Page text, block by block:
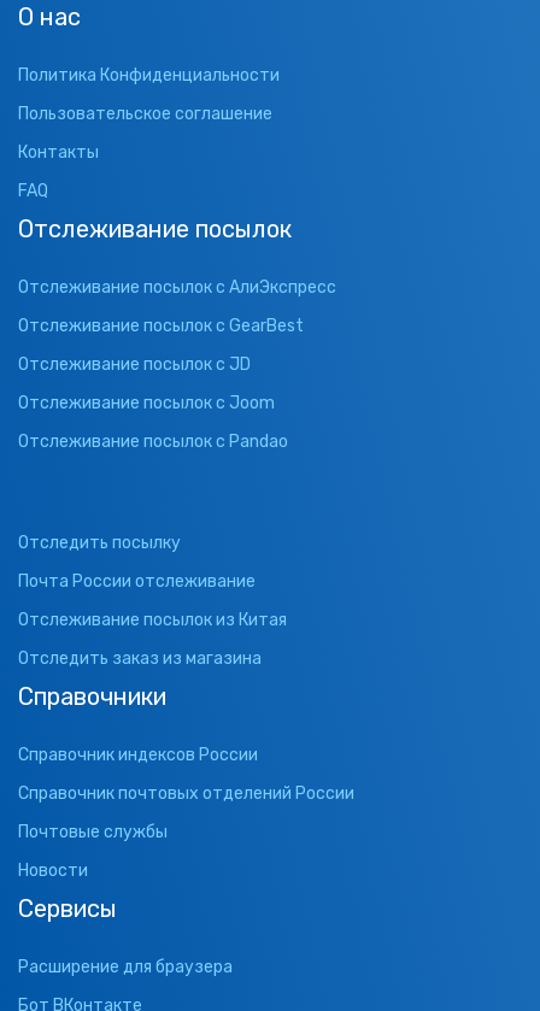
О нас
Политика Конфиденциальности
Пользовательское соглашение
Контакты
FAQ
Отслеживание посылок
Отслеживание посылок с АлиЭкспресс
Отслеживание посылок с GearBest
Отслеживание посылок с JD
Отслеживание посылок с Joom
Отслеживание посылок с Pandao
Отследить посылку
Почта России отслеживание
Отслеживание посылок из Китая
Отследить заказ из магазина
Справочники
Справочник индексов России
Справочник почтовых отделений России
Почтовые службы
Новости
Сервисы
Расширение для браузера
Бот ВКонтакте